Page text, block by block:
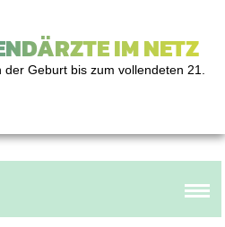
IM NETZ
Geburt bis zum vollendeten 21.